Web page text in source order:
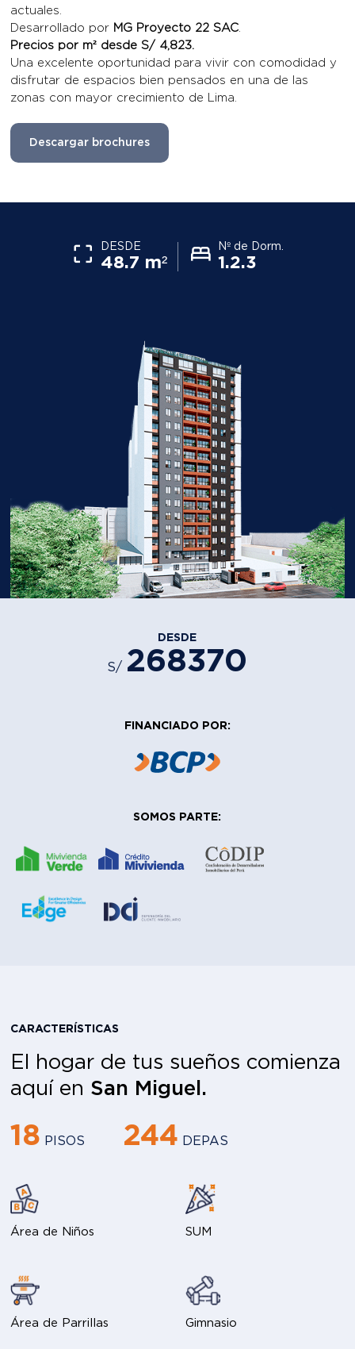
actuales.
Desarrollado por MG Proyecto 22 SAC.
Precios por m² desde S/ 4,823.
Una excelente oportunidad para vivir con comodidad y
disfrutar de espacios bien pensados en una de las
zonas con mayor crecimiento de Lima.
Descargar brochures
DESDE
48.7 m²
Nº de Dorm.
1.2.3
DESDE
S/ 268370
FINANCIADO POR:
SOMOS PARTE:
CARACTERÍSTICAS
El hogar de tus sueños comienza
aquí en San Miguel.
18 PISOS 244 DEPAS
Área de Niños SUM
Área de Parrillas Gimnasio